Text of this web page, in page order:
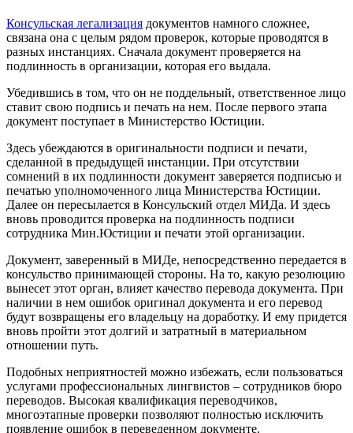
Консульская легализация документов намного сложнее,
связана она с целым рядом проверок, которые проводятся в
разных инстанциях. Сначала документ проверяется на
подлинность в организации, которая его выдала.
Убедившись в том, что он не поддельный, ответственное лицо
ставит свою подпись и печать на нем. После первого этапа
документ поступает в Министерство Юстиции.
Здесь убеждаются в оригинальности подписи и печати,
сделанной в предыдущей инстанции. При отсутствии
сомнений в их подлинности документ заверяется подписью и
печатью уполномоченного лица Министерства Юстиции.
Далее он пересылается в Консульский отдел МИДа. И здесь
вновь проводится проверка на подлинность подписи
сотрудника Мин.Юстиции и печати этой организации.
Документ, заверенный в МИДе, непосредственно передается в
консульство принимающей стороны. На то, какую резолюцию
вынесет этот орган, влияет качество перевода документа. При
наличии в нем ошибок оригинал документа и его перевод
будут возвращены его владельцу на доработку. И ему придется
вновь пройти этот долгий и затратный в материальном
отношении путь.
Подобных неприятностей можно избежать, если пользоваться
услугами профессиональных лингвистов – сотрудников бюро
переводов. Высокая квалификация переводчиков,
многоэтапные проверки позволяют полностью исключить
появление ошибок в переведенном документе.